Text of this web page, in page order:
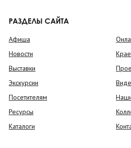
РАЗДЕЛЫ САЙТА
Афиша
Новости
Выставки
Экскурсии
Посетителям
Ресурсы
Каталоги